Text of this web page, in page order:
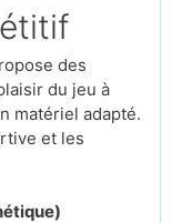
des
du jeu à
matériel adapté.
et les